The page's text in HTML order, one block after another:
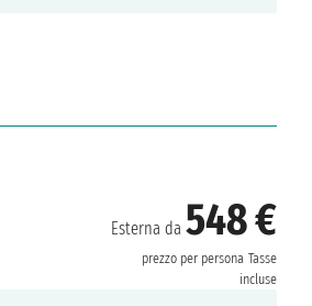
Esterna da 548 €
prezzo per persona Tasse
incluse